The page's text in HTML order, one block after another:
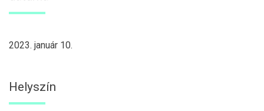
2023. január 10.
Helyszín